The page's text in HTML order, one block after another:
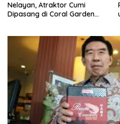
Pendekatan Kearifan Lokal
untuk Keberlanjutan Sumber